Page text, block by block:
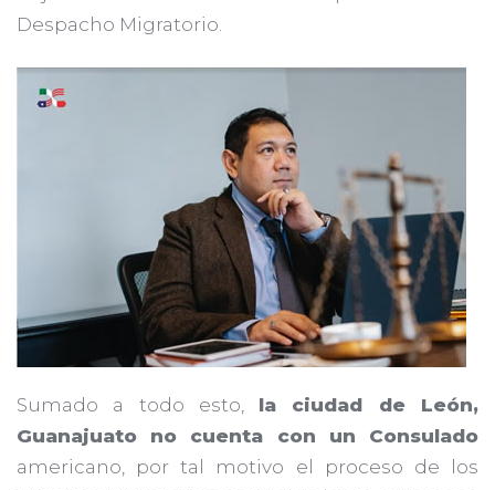
Despacho Migratorio.
Sumado a todo esto, la ciudad de León,
Guanajuato no cuenta con un Consulado
americano, por tal motivo el proceso de los